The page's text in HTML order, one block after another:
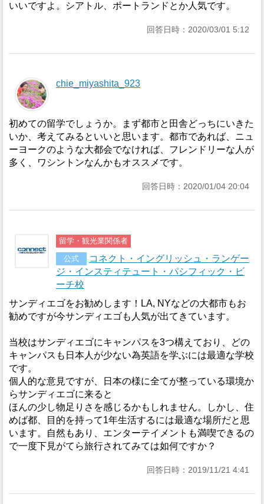
いいですよ。シアトル、ポートランドとか人気です。
回答日時：2020/03/01 5:12
chie_miyashita_923
初めての留学でしょうか。まず都市と田舎どっちにいきた
いか、考えてみるといいと思います。都市であれば、ニュ
ーヨークのような大都会でなければ、フレンドリーな人が
多く、ワシントンなんかもオススメです。
回答日時：2020/01/04 20:04
留学・観光業関係者
公式
コネクト・イングリッシュ・ランゲー
ジ・インスティテュート・パシフィック・ビ
ーチ校
サンディエゴをお勧めします！LA, NYなどの大都市もお
勧めですが今サンディエゴも人気が出てきています。
当校はサンディエゴにキャンパスを3つ構えており、どの
キャンパスも日本人が少ない為英語を学ぶには最適な学校
です。
個人的な意見ですが、日本の様に全てが整っている環境か
らサンディエゴに来ると
ほんの少し物足りさを感じるかもしれません。しかし、住
めば都、目的を持って1年生活するには最適な場所だと思
います。自然もあり、エンターテイメントも満喫できるの
で一度下見がてら旅行されてみては如何ですか？
回答日時：2019/11/21 4:41